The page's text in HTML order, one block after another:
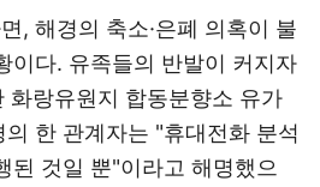
, 해경의 축소·은폐 의혹이 불
이다. 유족들의 반발이 커지자
화랑유원지 합동분향소 유가
한 관계자는 "휴대전화 분석
된 것일 뿐"이라고 해명했으